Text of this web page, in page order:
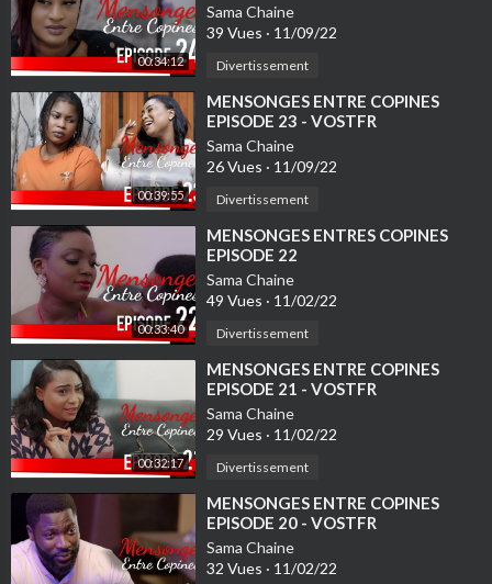
00:34:12
Sama Chaine
39 Vues · 11/09/22
Divertissement
00:39:55
⁣MENSONGES ENTRE COPINES
EPISODE 23 - VOSTFR
Sama Chaine
26 Vues · 11/09/22
Divertissement
00:33:40
⁣MENSONGES ENTRES COPINES
EPISODE 22
Sama Chaine
49 Vues · 11/02/22
Divertissement
00:32:17
⁣MENSONGES ENTRE COPINES
EPISODE 21 - VOSTFR
Sama Chaine
29 Vues · 11/02/22
Divertissement
⁣MENSONGES ENTRE COPINES
EPISODE 20 - VOSTFR
Sama Chaine
32 Vues · 11/02/22